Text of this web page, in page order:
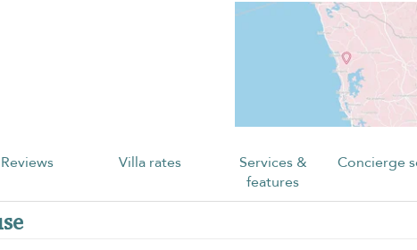
Reviews Villa rates
Services &
features
Concierge